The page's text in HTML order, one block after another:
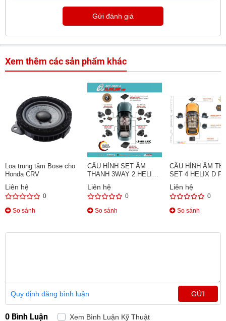
Gửi đánh giá
Xem thêm các sản phẩm khác
Loa trung tâm Bose cho
Honda CRV
Liên hệ
0
So sánh
CẤU HÌNH SET ÂM
THANH 3WAY 2 HELIX
Liên hệ
0
So sánh
CẤU HÌNH ÂM
SET 4 HELIX D
Liên hệ
0
So sánh
Quy định đăng bình luận GỬI
0 Bình Luận Xem Bình Luận Kỹ Thuật